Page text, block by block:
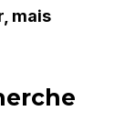
mais